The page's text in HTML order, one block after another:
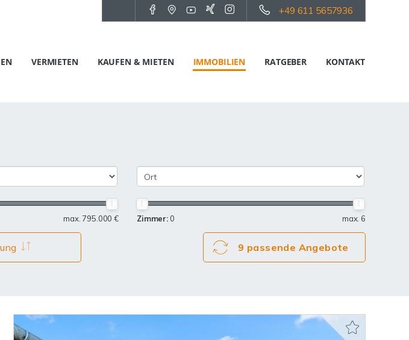
+49 611 5657936
VERMIETEN KAUFEN & MIETEN IMMOBILIEN RATGEBER KONTAKT
max. 795.000 € Zimmer: 0 max. 6
9 passende Angebote